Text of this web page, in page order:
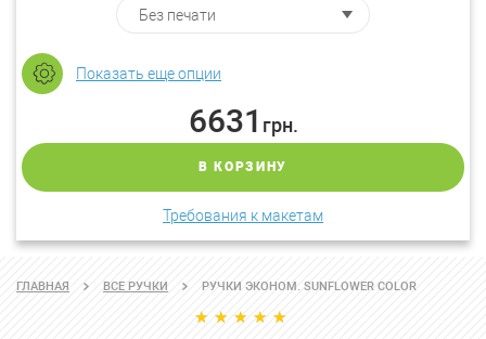
Показать еще опции
6631 грн.
В КОРЗИНУ
Требования к макетам
ГЛАВНАЯ ВСЕ РУЧКИ РУЧКИ ЭКОНОМ. SUNFLOWER COLOR